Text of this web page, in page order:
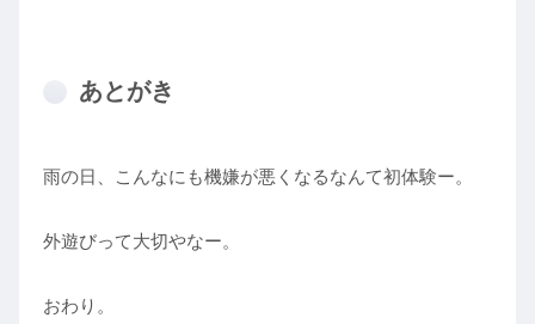
あとがき
雨の日、こんなにも機嫌が悪くなるなんて初体験ー。
外遊びって大切やなー。
おわり。